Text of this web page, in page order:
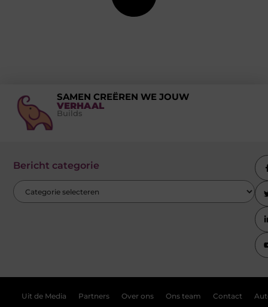
SAMEN CREËREN WE JOUW
VERHAAL
Builds
Bericht categorie
Uit de Media Partners Over ons Ons team Contact